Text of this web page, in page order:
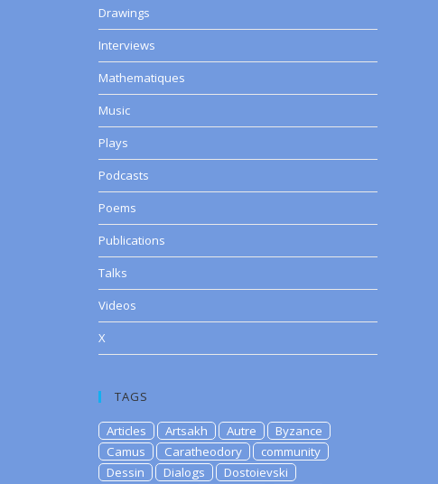
Drawings
Interviews
Mathematiques
Music
Plays
Podcasts
Poems
Publications
Talks
Videos
X
TAGS
Articles Artsakh Autre
Byzance
Camus
Caratheodory
community
Dessin
Dialogs
Dostoievski